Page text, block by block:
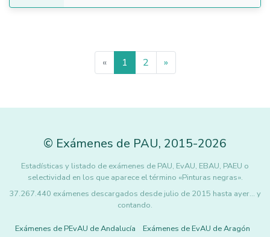
« 1 2 »
© Exámenes de PAU, 2015-2026
Estadísticas y listado de exámenes de PAU, EvAU, EBAU, PAEU o
selectividad en los que aparece el término «Pinturas negras».
37.267.440 exámenes descargados desde julio de 2015 hasta ayer... y
contando.
Exámenes de PEvAU de Andalucía
Exámenes de EvAU de Aragón